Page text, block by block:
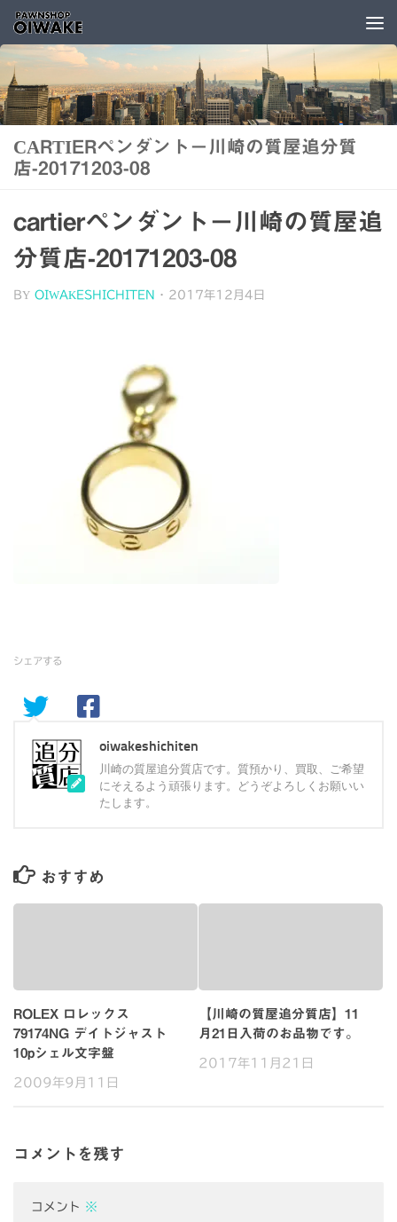
コンテンツへスキップ
CARTIERペンダント－川崎の質屋追分質
店-20171203-08
cartierペンダント－川崎の質屋追
分質店-20171203-08
BY OIWAKESHICHITEN · 2017年12月4日
シェアする
oiwakeshichiten
川崎の質屋追分質店です。質預かり、買取、ご希望
にそえるよう頑張ります。どうぞよろしくお願いい
たします。
おすすめ
ROLEX ロレックス
79174NG デイトジャスト
10pシェル文字盤
2009年9月11日
【川崎の質屋追分質店】11
月21日入荷のお品物です。
2017年11月21日
コメントを残す
コメント ※